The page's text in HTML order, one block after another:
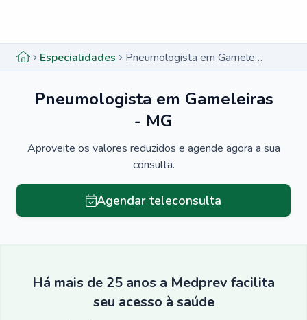
Especialidades Pneumologista em Gameleiras - MG
Pneumologista em Gameleiras
- MG
Aproveite os valores reduzidos e agende agora a sua
consulta.
Agendar teleconsulta
Há mais de 25 anos a Medprev facilita
seu acesso à saúde